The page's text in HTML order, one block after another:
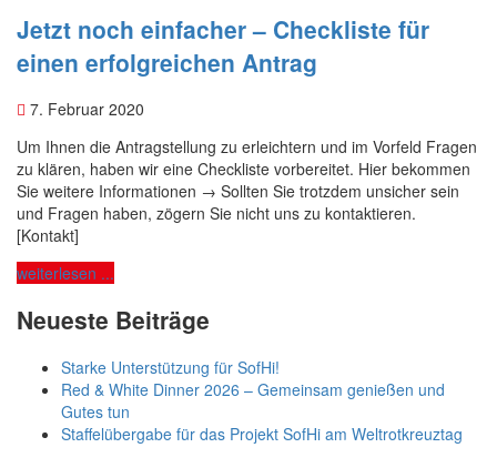
Jetzt noch einfacher – Checkliste für
einen erfolgreichen Antrag
7. Februar 2020
Um Ihnen die Antragstellung zu erleichtern und im Vorfeld Fragen
zu klären, haben wir eine Checkliste vorbereitet. Hier bekommen
Sie weitere Informationen → Sollten Sie trotzdem unsicher sein
und Fragen haben, zögern Sie nicht uns zu kontaktieren.
[Kontakt]
weiterlesen ...
Neueste Beiträge
Starke Unterstützung für SofHi!
Red & White Dinner 2026 – Gemeinsam genießen und
Gutes tun
Staffelübergabe für das Projekt SofHi am Weltrotkreuztag